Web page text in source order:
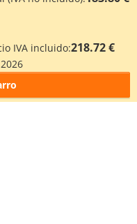
IVA incluido:218.72 €